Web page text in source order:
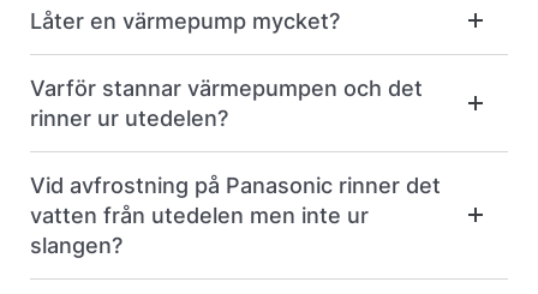
Låter en värmepump mycket?
Varför stannar värmepumpen och det
rinner ur utedelen?
Vid avfrostning på Panasonic rinner det
vatten från utedelen men inte ur
slangen?